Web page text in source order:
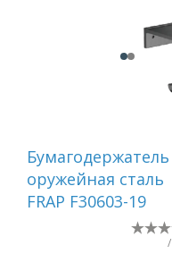
Бумагодержатель
оружейная сталь
FRAP F30603-19
/